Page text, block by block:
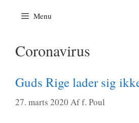
Menu
Coronavirus
Guds Rige lader sig
27. marts 2020 Aff. Poul